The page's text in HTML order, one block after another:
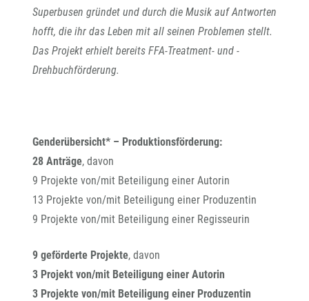
Superbusen gründet und durch die Musik auf Antworten
hofft, die ihr das Leben mit all seinen Problemen stellt.
Das Projekt erhielt bereits FFA-Treatment- und -
Drehbuchförderung.
Genderübersicht* – Produktionsförderung:
28 Anträge, davon
9 Projekte von/mit Beteiligung einer Autorin
13 Projekte von/mit Beteiligung einer Produzentin
9 Projekte von/mit Beteiligung einer Regisseurin
9 geförderte Projekte, davon
3 Projekt von/mit Beteiligung einer Autorin
3 Projekte von/mit Beteiligung einer Produzentin